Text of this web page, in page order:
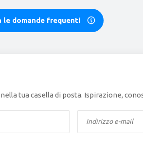
le domande frequenti
tua casella di posta. Ispirazione,